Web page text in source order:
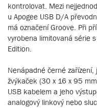
kontrolovat. Mezi
u Apogee USB D/A
má označení Groove. Při
vyrobena limitovaná série
Edition.
Nenápadné černé
žvýkaček (30 x 16 x 95
USB kabelem a jeho
analogový linkový nebo